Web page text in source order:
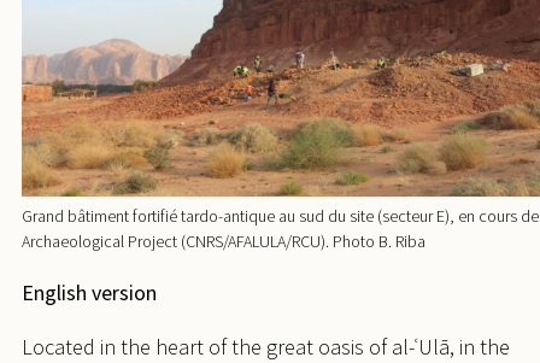
Grand bâtiment fortifié tardo-antique au sud du site (secteur E), en cours
Archaeological Project (CNRS/AFALULA/RCU). Photo B. Riba
English version
Located in the heart of the great oasis of al-ʿUlā, in the